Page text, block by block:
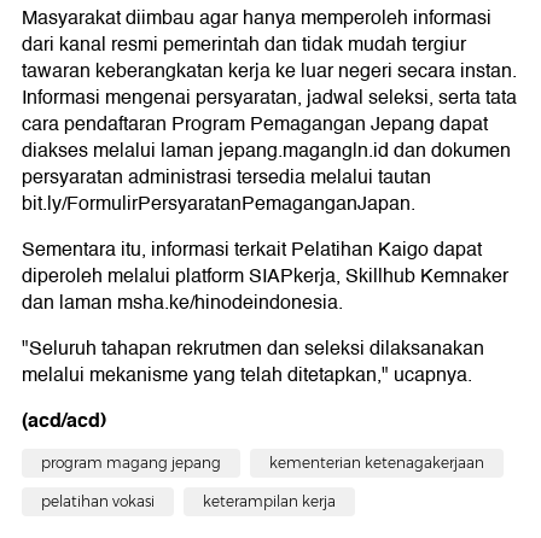
Masyarakat diimbau agar hanya memperoleh informasi
dari kanal resmi pemerintah dan tidak mudah tergiur
tawaran keberangkatan kerja ke luar negeri secara instan.
Informasi mengenai persyaratan, jadwal seleksi, serta tata
cara pendaftaran Program Pemagangan Jepang dapat
diakses melalui laman jepang.magangln.id dan dokumen
persyaratan administrasi tersedia melalui tautan
bit.ly/FormulirPersyaratanPemaganganJapan.
Sementara itu, informasi terkait Pelatihan Kaigo dapat
diperoleh melalui platform SIAPkerja, Skillhub Kemnaker
dan laman msha.ke/hinodeindonesia.
"Seluruh tahapan rekrutmen dan seleksi dilaksanakan
melalui mekanisme yang telah ditetapkan," ucapnya.
(acd/acd)
program magang jepang kementerian ketenagakerjaan
pelatihan vokasi keterampilan kerja